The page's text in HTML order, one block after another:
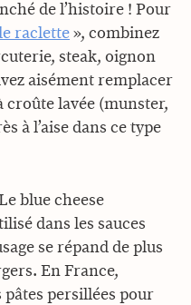
de l’histoire ! Pour
raclette », combinez
steak, oignon
aisément remplacer
croûte lavée (munster,
à l’aise dans ce type
blue cheese
dans les sauces
se répand de plus
En France,
pâtes persillées pour